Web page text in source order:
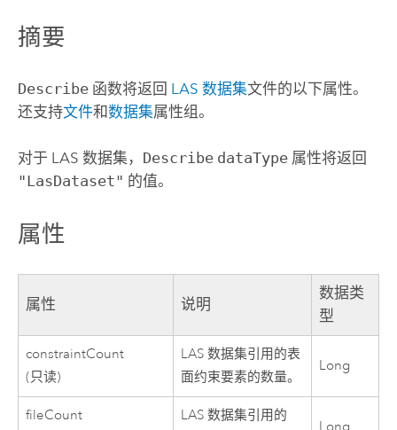
摘要
Describe函数将返回 LAS 数据集文件的以下属性。
还支持文件和数据集属性组。
对于 LAS 数据集， Describe dataType属性将返回
"LasDataset" 的值。
属性
属性 说明
数据类
型
constraintCount
(只读)
LAS 数据集引用的表
面约束要素的数量。
Long
fileCount
LAS 数据集引用的